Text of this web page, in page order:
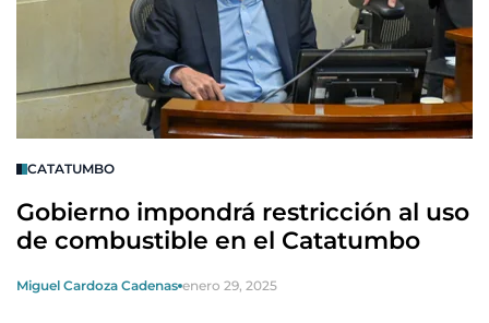
CATATUMBO
Gobierno impondrá restricción al uso
de combustible en el Catatumbo
Miguel Cardoza Cadenas enero 29, 2025